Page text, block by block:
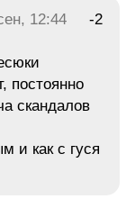
12:44 -2
постоянно
скандалов
и как с гуся